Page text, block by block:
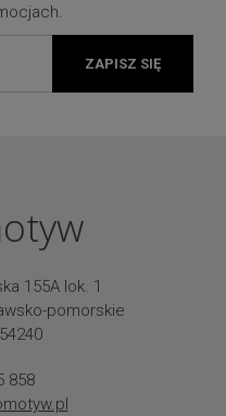
ZAPISZ SIĘ
155A lok. 1
pomorskie
858